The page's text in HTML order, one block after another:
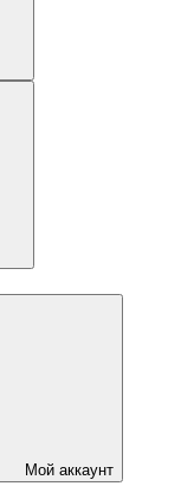
Мой аккаунт